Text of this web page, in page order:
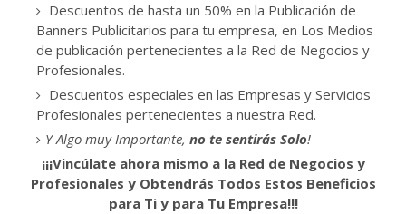
Descuentos de hasta un 50% en la Publicación de
Banners Publicitarios para tu empresa, en Los Medios
de publicación pertenecientes a la Red de Negocios y
Profesionales.
Descuentos especiales en las Empresas y Servicios
Profesionales pertenecientes a nuestra Red.
Y Algo muy Importante, no te sentirás Solo!
¡¡¡Vincúlate ahora mismo a la Red de Negocios y
Profesionales y Obtendrás Todos Estos Beneficios
para Ti y para Tu Empresa!!!